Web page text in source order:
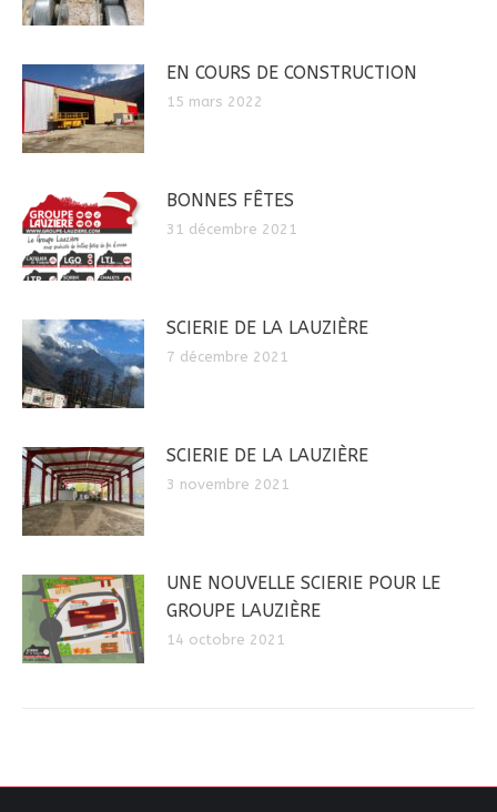
EN COURS DE CONSTRUCTION
15 mars 2022
BONNES FÊTES
31 décembre 2021
SCIERIE DE LA LAUZIÈRE
7 décembre 2021
SCIERIE DE LA LAUZIÈRE
3 novembre 2021
UNE NOUVELLE SCIERIE POUR LE
GROUPE LAUZIÈRE
14 octobre 2021